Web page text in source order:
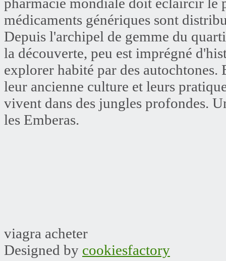
médicaments génériques sont
Depuis l'archipel de gemme du
la découverte, peu est imprégné
explorer habité par des
leur ancienne culture et leurs
vivent dans des jungles profondes.
les Emberas.
viagra acheter
Designed by cookiesfactory